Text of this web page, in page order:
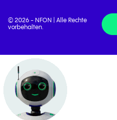
© 2026 - NFON | Alle Rechte
vorbehalten.